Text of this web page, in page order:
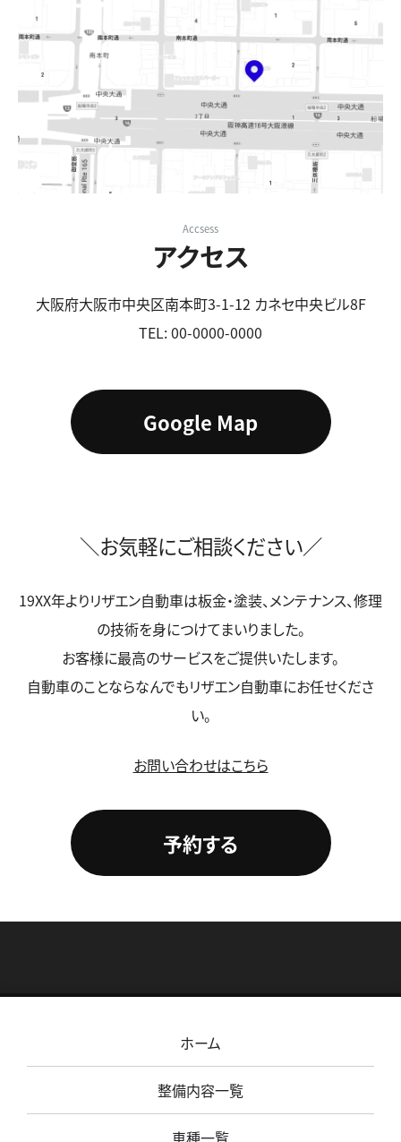
Accsess
アクセス
大阪府大阪市中央区南本町3-1-12 カネセ中央ビル8F
TEL: 00-0000-0000
Google Map
＼お気軽にご相談ください／
19XX年よりリザエン自動車は板金・塗装、メンテナンス、修理
の技術を身につけてまいりました。
お客様に最高のサービスをご提供いたします。
自動車のことならなんでもリザエン自動車にお任せくださ
い。
お問い合わせはこちら
予約する
ホーム
整備内容一覧
車種一覧